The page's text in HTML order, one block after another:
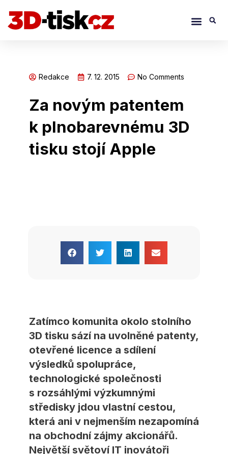
na
Menu
Redakce 7. 12. 2015 No Comments
Za novým patentem
k plnobarevnému 3D
tisku stojí Apple
Zatímco komunita okolo stolního
3D tisku sází na uvolněné patenty,
otevřené licence a sdílení
výsledků spolupráce,
technologické společnosti
s rozsáhlými výzkumnými
středisky jdou vlastní cestou,
která ani v nejmenším nezapomíná
na obchodní zájmy akcionářů.
Největší světoví IT inovátoři